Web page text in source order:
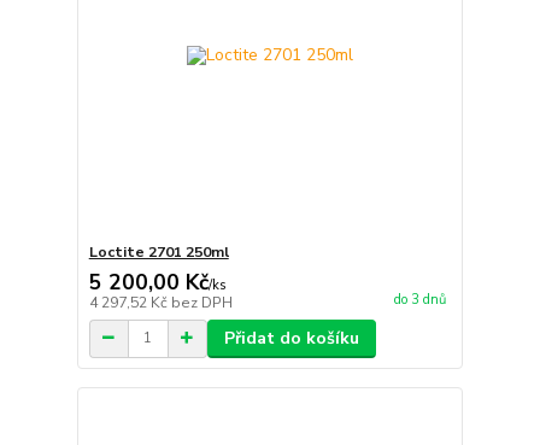
Loctite 2701 250ml
5 200,00 Kč/ks
4 297,52 Kč bez DPH do 3 dnů
Přidat do košíku